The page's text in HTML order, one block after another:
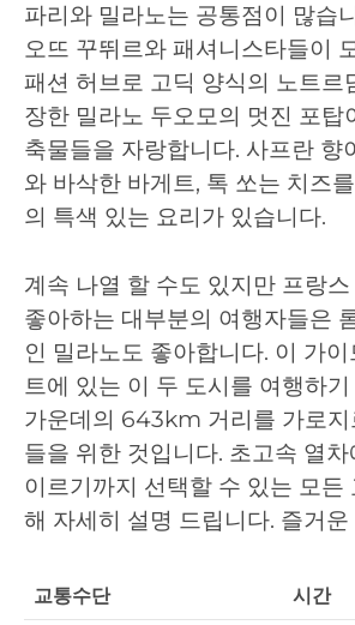
파리와 밀라노는 공통점이 많습
오뜨 꾸뛰르와 패셔니스타들이
패션 허브로 고딕 양식의 노트르
장한 밀라노 두오모의 멋진 포탑
축물들을 자랑합니다. 사프란 향
와 바삭한 바게트, 톡 쏘는 치즈
의 특색 있는 요리가 있습니다.
계속 나열 할 수도 있지만 프랑
좋아하는 대부분의 여행자들은
인 밀라노도 좋아합니다. 이 가
트에 있는 이 두 도시를 여행하
가운데의 643km 거리를 가로지
들을 위한 것입니다. 초고속 열
이르기까지 선택할 수 있는 모든
해 자세히 설명 드립니다. 즐거
교통수단 시간